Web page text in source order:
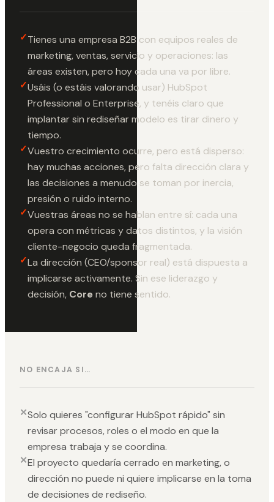
✓Tienes una empresa B2B con equipos reales de
marketing, ventas, servicio y operaciones: las
áreas existen, pero hoy cada una va por libre.
✓Usáis (o estáis valorando usar) HubSpot
Professional o Enterprise, y tenéis claro que
implantar sin rediseñar modelo es tirar dinero y
tiempo.
✓Vuestro crecimiento ocurre, pero está disperso:
hay muchas acciones, pero falta dirección clara y
las decisiones a menudo se toman por inercia,
presión o ruido interno.
✓Vuestras áreas no se hablan entre sí: cada una
opera con métricas y datos distintos, y la visión
cliente-negocio queda fragmentada.
✓La dirección (CEO/sponsor real) está dispuesta a
implicarse activamente. Sin ese liderazgo y
decisión, Coreno tiene sentido.
NO ENCAJA SI…
✕Solo quieres "configurar HubSpot rápido" sin
revisar procesos, roles o el modo en que la
empresa trabaja y se coordina.
✕El proyecto quedaría cerrado en marketing, o
dirección no puede ni quiere implicarse en la toma
de decisiones de rediseño.